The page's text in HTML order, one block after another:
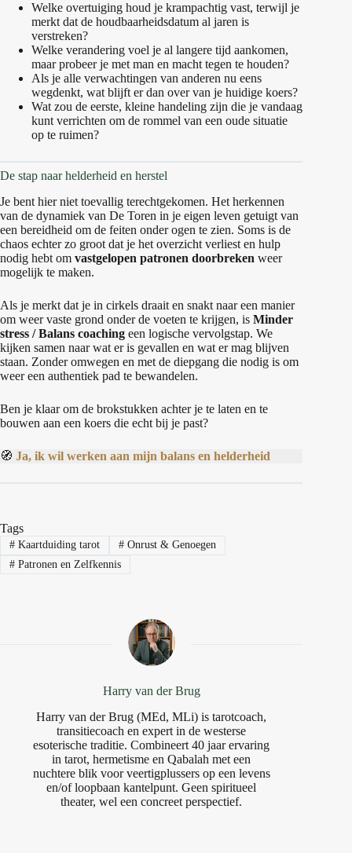
Welke overtuiging houd je krampachtig vast, terwijl je
merkt dat de houdbaarheidsdatum al jaren is
verstreken?
Welke verandering voel je al langere tijd aankomen,
maar probeer je met man en macht tegen te houden?
Als je alle verwachtingen van anderen nu eens
wegdenkt, wat blijft er dan over van je huidige koers?
Wat zou de eerste, kleine handeling zijn die je vandaag
kunt verrichten om de rommel van een oude situatie
op te ruimen?
De stap naar helderheid en herstel
Je bent hier niet toevallig terechtgekomen. Het herkennen
van de dynamiek van De Toren in je eigen leven getuigt van
een bereidheid om de feiten onder ogen te zien. Soms is de
chaos echter zo groot dat je het overzicht verliest en hulp
nodig hebt om vastgelopen patronen doorbreken weer
mogelijk te maken.
Als je merkt dat je in cirkels draait en snakt naar een manier
om weer vaste grond onder de voeten te krijgen, is Minder
stress / Balans coaching een logische vervolgstap. We
kijken samen naar wat er is gevallen en wat er mag blijven
staan. Zonder omwegen en met de diepgang die nodig is om
weer een authentiek pad te bewandelen.
Ben je klaar om de brokstukken achter je te laten en te
bouwen aan een koers die echt bij je past?
🧭 Ja, ik wil werken aan mijn balans en helderheid
Tags
#Kaartduiding tarot #Onrust & Genoegen
#Patronen en Zelfkennis
Harry van der Brug
Harry van der Brug (MEd, MLi) is tarotcoach,
transitiecoach en expert in de westerse
esoterische traditie. Combineert 40 jaar ervaring
in tarot, hermetisme en Qabalah met een
nuchtere blik voor veertigplussers op een levens
en/of loopbaan kantelpunt. Geen spiritueel
theater, wel een concreet perspectief.